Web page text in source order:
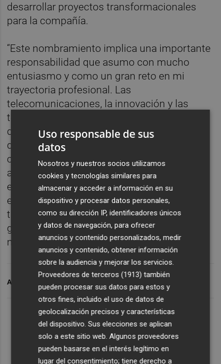
desarrollar proyectos transformacionales
para la compañía.
“Este nombramiento implica una importante
responsabilidad que asumo con mucho
entusiasmo y como un gran reto en mi
trayectoria profesional. Las
telecomunicaciones, la innovación y las
tecnologías del futuro son clave para el
desarrollo empresarial y social; formar parte
de este potente ecosistema para seguir
creciendo y aportando es un privilegio tanto
a nivel personal como profesional. Me
enorgullece poder estar al frente de un
equipo de personas excepcional con cuyo
talento y compromiso seguiremos logrando
grandes hitos para nuestros clientes y
nuestro negocio”, ha explicado Galián.
ARCHIVADO EN
Uso responsable de sus
datos
Nosotros y nuestros socios utilizamos
cookies y tecnologías similares para
almacenar y acceder a información en su
dispositivo y procesar datos personales,
como su dirección IP, identificadores únicos
y datos de navegación, para ofrecer
anuncios y contenido personalizados, medir
anuncios y contenido, obtener información
sobre la audiencia y mejorar los servicios.
Proveedores de terceros (1913) también
pueden procesar sus datos para estos y
otros fines, incluido el uso de datos de
geolocalización precisos y características
del dispositivo. Sus elecciones se aplican
solo a este sitio web. Algunos proveedores
pueden basarse en el interés legítimo en
lugar del consentimiento; tiene derecho a